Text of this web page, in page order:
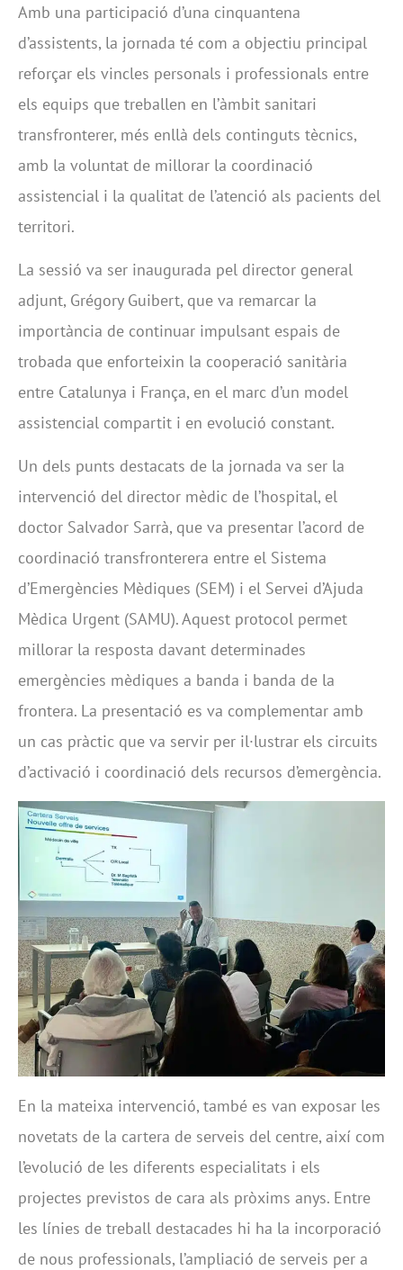
Amb una participació d’una cinquantena
d’assistents, la jornada té com a objectiu principal
reforçar els vincles personals i professionals entre
els equips que treballen en l’àmbit sanitari
transfronterer, més enllà dels continguts tècnics,
amb la voluntat de millorar la coordinació
assistencial i la qualitat de l’atenció als pacients del
territori.
La sessió va ser inaugurada pel director general
adjunt, Grégory Guibert, que va remarcar la
importància de continuar impulsant espais de
trobada que enforteixin la cooperació sanitària
entre Catalunya i França, en el marc d’un model
assistencial compartit i en evolució constant.
Un dels punts destacats de la jornada va ser la
intervenció del director mèdic de l’hospital, el
doctor Salvador Sarrà, que va presentar l’acord de
coordinació transfronterera entre el Sistema
d’Emergències Mèdiques (SEM) i el Servei d’Ajuda
Mèdica Urgent (SAMU). Aquest protocol permet
millorar la resposta davant determinades
emergències mèdiques a banda i banda de la
frontera. La presentació es va complementar amb
un cas pràctic que va servir per il·lustrar els circuits
d’activació i coordinació dels recursos d’emergència.
En la mateixa intervenció, també es van exposar les
novetats de la cartera de serveis del centre, així com
l’evolució de les diferents especialitats i els
projectes previstos de cara als pròxims anys. Entre
les línies de treball destacades hi ha la incorporació
de nous professionals, l’ampliació de serveis per a